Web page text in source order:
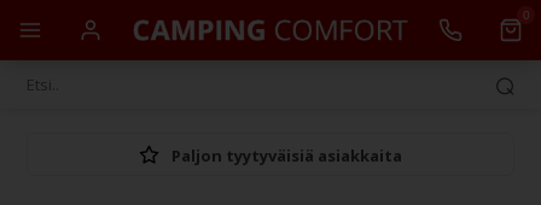
0
Paljon tyytyväisiä asiakkaita